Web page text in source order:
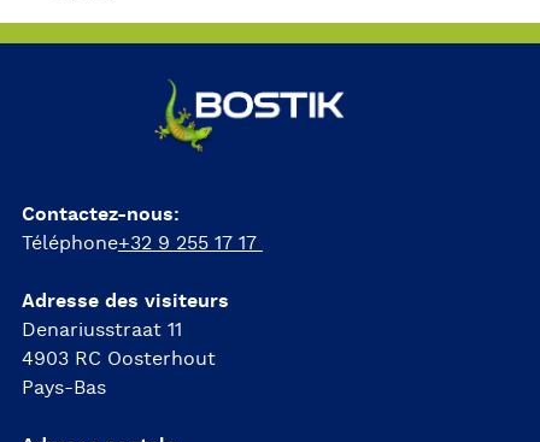
Contactez-nous:
Téléphone+32 9 255 17 17
Adresse des visiteurs
Denariusstraat 11
4903 RC Oosterhout
Pays-Bas